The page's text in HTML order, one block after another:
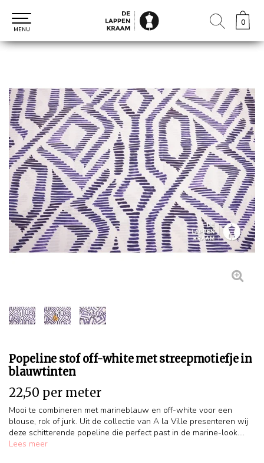
0
0
MENU
Popeline stof off-white met streepmotiefje in
blauwtinten
22,50 per meter
Mooi te combineren met marineblauw en off-white voor een
blouse, rok of jurk. Uit de collectie van A la Ville presenteren wij
deze schitterende popeline die perfect past in de marine-look....
Lees meer